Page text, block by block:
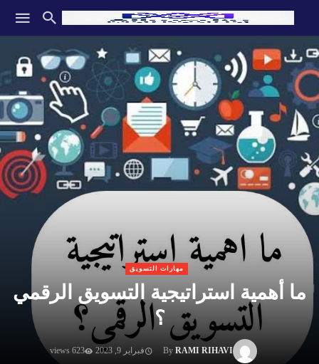
مهارات التسويق
ما أهمية استراتيجية التسويق الرقمي
؟
ByRAMI RIHAVI فبراير 9, 2023 623 views